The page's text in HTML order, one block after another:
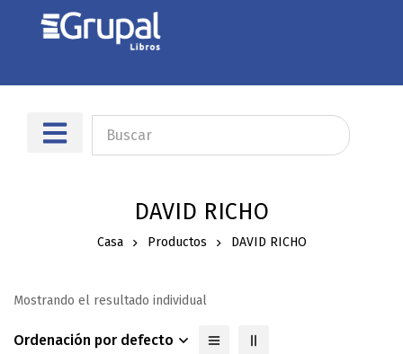
DAVID RICHO
Casa Productos DAVID RICHO
Mostrando el resultado individual
Ordenación por defecto